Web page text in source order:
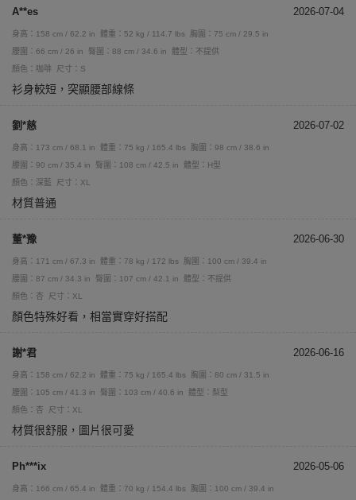
A**es 2026-07-04
身高：158 cm / 62.2 in 體重：52 kg / 114.7 lbs
胸圍：75 cm / 29.5 in
腰圍：66 cm / 26 in
臀圍：88 cm / 34.6 in
體型：不提供
顏色：咖啡
尺寸：S
衫身較短，突顯腰部線條
劉*慈 2026-07-02
身高：173 cm / 68.1 in 體重：75 kg / 165.4 lbs
胸圍：98 cm / 38.6 in
腰圍：90 cm / 35.4 in
臀圍：108 cm / 42.5 in
體型：H型
顏色：深藍
尺寸：XL
材質普通
董*豫 2026-06-30
身高：171 cm / 67.3 in 體重：78 kg / 172 lbs
胸圍：100 cm / 39.4 in
腰圍：87 cm / 34.3 in
臀圍：107 cm / 42.1 in
體型：不提供
顏色：杏
尺寸：XL
顏色特殊好看，相當實穿好搭配
謝*君 2026-06-16
身高：158 cm / 62.2 in 體重：75 kg / 165.4 lbs
胸圍：80 cm / 31.5 in
腰圍：105 cm / 41.3 in
臀圍：103 cm / 40.6 in
體型：梨型
顏色：杏
尺寸：XL
材質很舒服，圖片很可愛
Ph***ix 2026-05-06
身高：166 cm / 65.4 in 體重：70 kg / 154.4 lbs
胸圍：100 cm / 39.4 in